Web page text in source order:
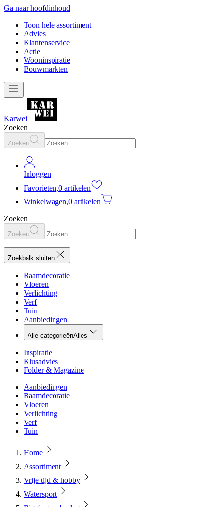
Ga naar hoofdinhoud
Toon hele assortiment
Advies
Klantenservice
Actie
Wooninspiratie
Bouwmarkten
Karwei
Zoeken
Zoeken
Inloggen
Favorieten,0 artikelen
Winkelwagen,0 artikelen
Zoeken
Zoeken
Zoekbalk sluiten
Raamdecoratie
Vloeren
Verlichting
Verf
Tuin
Aanbiedingen
Alle categorieënAlles
Inspiratie
Klusadvies
Folder & Magazine
Aanbiedingen
Raamdecoratie
Vloeren
Verlichting
Verf
Tuin
Home
Assortiment
Vrije tijd & hobby
Watersport